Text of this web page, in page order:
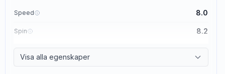
Speed 8.0
Spin 8.2
Visa alla egenskaper